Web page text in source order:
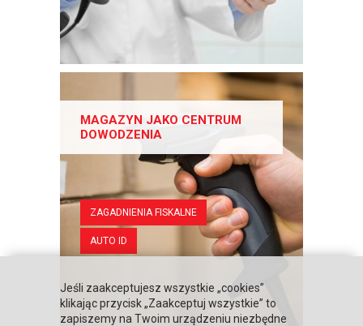
MAGAZYN JAKO CENTRUM
DOWODZENIA
ZAGADNIENIA FISKALNE
AUTO ID
Jeśli zaakceptujesz wszystkie „cookies”
klikając przycisk „Zaakceptuj wszystkie” to
zapiszemy na Twoim urządzeniu niezbędne